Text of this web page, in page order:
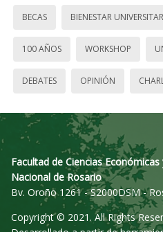
BECAS BIENESTAR
100 AÑOS WORKSHOP
DEBATES OPINIÓN
Facultad de Ciencias
Nacional de Rosario
Bv. Oroño 1261 - S2000DSM -
Copyright © 2021. All Rights